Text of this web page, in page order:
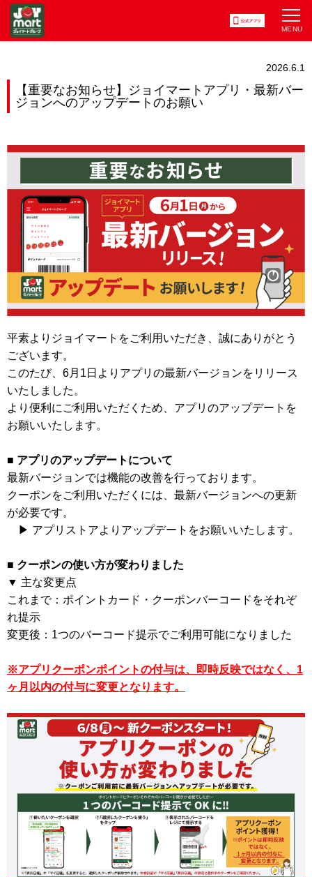
2026.6.1
【重要なお知らせ】ジョイマートアプリ・最新バー
ジョンへのアップデートのお願い
平素よりジョイマートをご利用いただき、誠にありがとう
ございます。
このたび、6月1日よりアプリの最新バージョンをリリース
いたしました。
より便利にご利用いただくため、アプリのアップデートを
お願いいたします。
■ アプリのアップデートについて
最新バージョンでは機能の改善を行っております。
クーポンをご利用いただくには、最新バージョンへの更新
が必要です。
▶ アプリストアよりアップデートをお願いいたします。
■ クーポンの使い方が変わりました
▼ 主な変更点
これまで：ポイントカード・クーポンバーコードをそれぞ
れ提示
変更後：1つのバーコード提示でご利用可能になりました
※アプリクーポンポイントの付与は、即時反映ではなく、1
ヶ月以内の付与に変更となります。